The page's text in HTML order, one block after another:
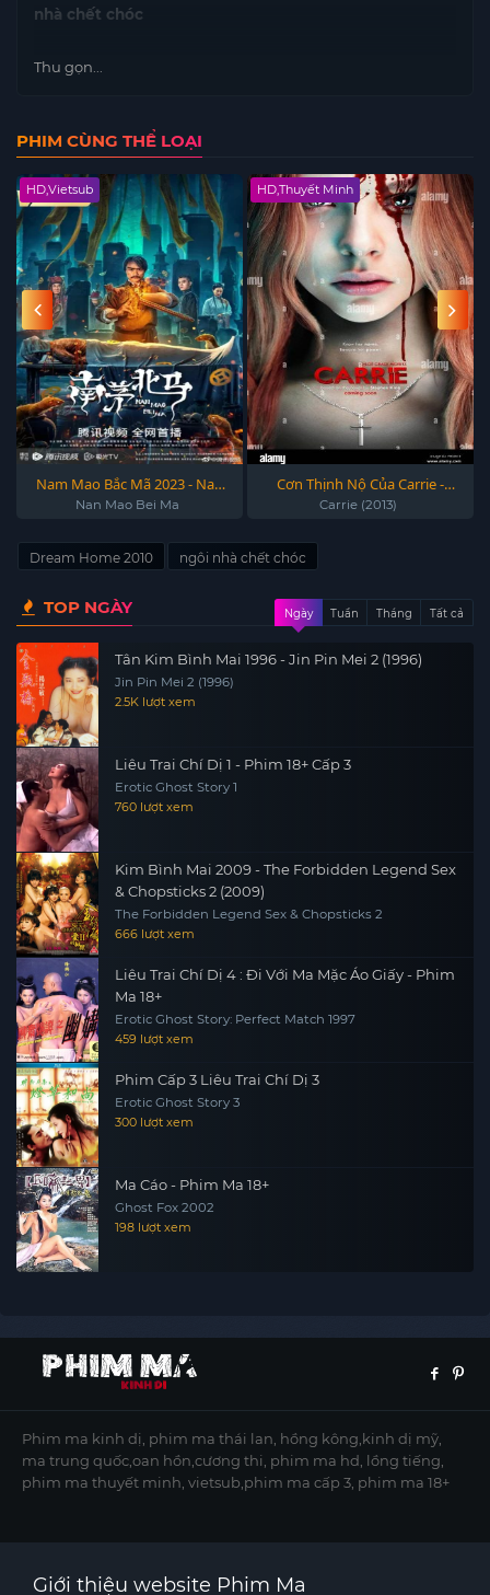
nhà chết chóc
Thu gọn...
PHIM CÙNG THỂ LOẠI
HD,Vietsub
Nam Mao Bắc Mã 2023 - Nan
Mao Bei Ma 2023
Nan Mao Bei Ma
HD,Thuyết Minh
Cơn Thịnh Nộ Của Carrie -
Carrie (2013)
Carrie (2013)
Dream Home 2010 ngôi nhà chết chóc
TOP NGÀY Ngày Tuần Tháng Tất cả
Tân Kim Bình Mai 1996 - Jin Pin Mei 2 (1996)
Jin Pin Mei 2 (1996)
2.5K lượt xem
Liêu Trai Chí Dị 1 - Phim 18+ Cấp 3
Erotic Ghost Story 1
760 lượt xem
Kim Bình Mai 2009 - The Forbidden Legend Sex
& Chopsticks 2 (2009)
The Forbidden Legend Sex & Chopsticks 2
666 lượt xem
Liêu Trai Chí Dị 4 : Đi Với Ma Mặc Áo Giấy - Phim
Ma 18+
Erotic Ghost Story: Perfect Match 1997
459 lượt xem
Phim Cấp 3 Liêu Trai Chí Dị 3
Erotic Ghost Story 3
300 lượt xem
Ma Cáo - Phim Ma 18+
Ghost Fox 2002
198 lượt xem
Phim ma kinh dị, phim ma thái lan, hồng kông,kinh dị mỹ,
ma trung quốc,oan hồn,cương thi, phim ma hd, lồng tiếng,
phim ma thuyết minh, vietsub,phim ma cấp 3, phim ma 18+
Giới thiệu website Phim Ma